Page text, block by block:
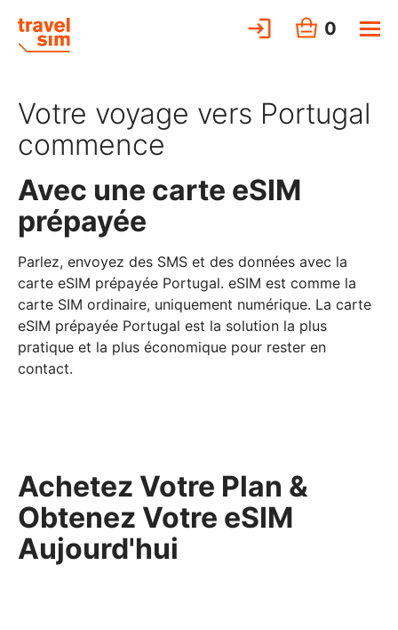
0
Votre voyage vers Portugal
commence
Avec une carte eSIM
prépayée
Parlez, envoyez des SMS et des données avec la
carte eSIM prépayée Portugal. eSIM est comme la
carte SIM ordinaire, uniquement numérique. La carte
eSIM prépayée Portugal est la solution la plus
pratique et la plus économique pour rester en
contact.
Achetez Votre Plan &
Obtenez Votre eSIM
Aujourd'hui